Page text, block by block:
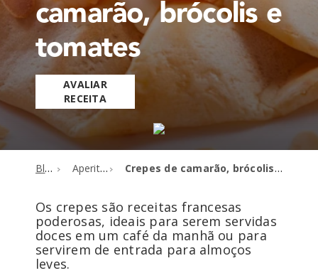
camarão, brócolis e
tomates
AVALIAR
RECEITA
Blog Aperitivos Crepes de camarão, brócolis e tomates
Os crepes são receitas francesas
poderosas, ideais para serem servidas
doces em um café da manhã ou para
servirem de entrada para almoços
leves.